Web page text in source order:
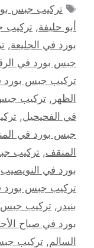
الوسوم
تركيب جبس
أبو حليفة, تركيب
بورد في الجليعة,
جبس بورد في
تركيب جبس بورد
الظهر , تركيب
في الفحيحيل,
جبس بورد في
المنقف, تركيب
بورد في النويصيب
تركيب جبس بورد
بنيدر , تركيب جبس
بورد في صباح
السالم, تركيب